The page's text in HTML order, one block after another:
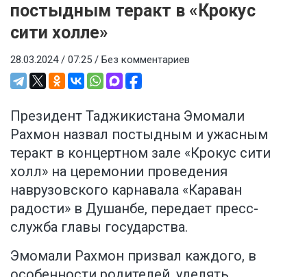
постыдным теракт в «Крокус
сити холле»
28.03.2024 / 07:25 / Без комментариев
Президент Таджикистана Эмомали
Рахмон назвал постыдным и ужасным
теракт в концертном зале «Крокус сити
холл» на церемонии проведения
наврузовского карнавала «Караван
радости» в Душанбе, передает пресс-
служба главы государства.
Эмомали Рахмон призвал каждого, в